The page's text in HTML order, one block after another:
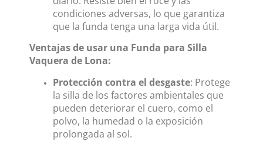
condiciones adversas, lo que garantiza
que la funda tenga una larga vida útil.
Ventajas de usar una Funda para Silla
Vaquera de Lona:
Protección contra el desgaste: Protege
la silla de los factores ambientales que
pueden deteriorar el cuero, como el
polvo, la humedad o la exposición
prolongada al sol.